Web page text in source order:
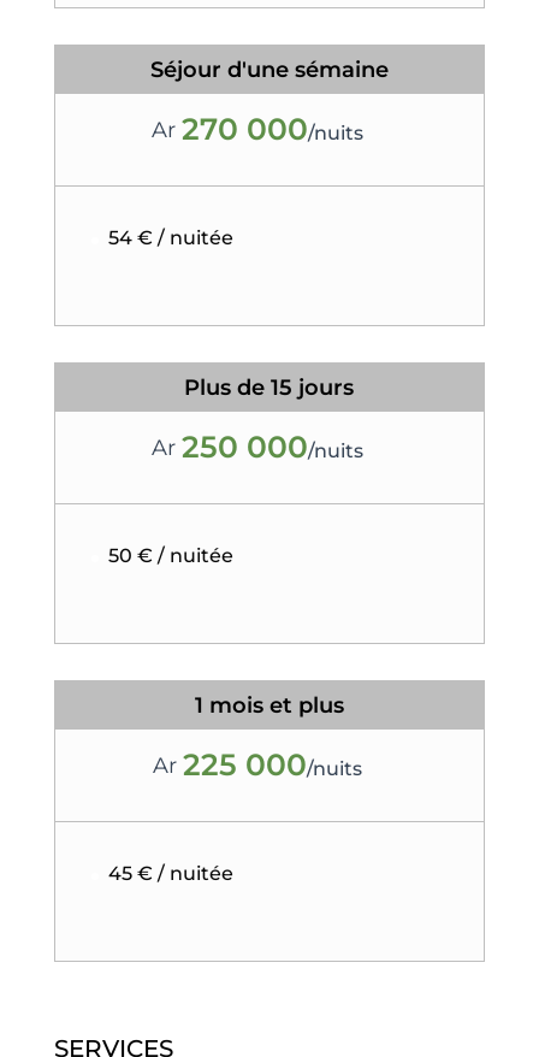
Séjour d'une sémaine
Ar 270 000/nuits
54 € / nuitée
Plus de 15 jours
Ar 250 000/nuits
50 € / nuitée
1 mois et plus
Ar 225 000/nuits
45 € / nuitée
SERVICES